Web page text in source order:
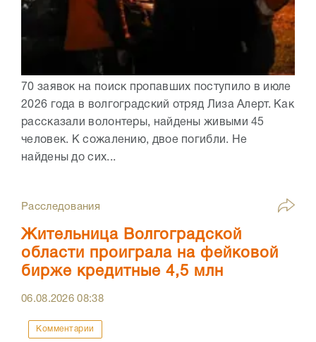
70 заявок на поиск пропавших поступило в июле
2026 года в волгоградский отряд Лиза Алерт. Как
рассказали волонтеры, найдены живыми 45
человек. К сожалению, двое погибли. Не
найдены до сих...
Расследования
Жительница Волгоградской
области проиграла на фейковой
бирже кредитные 4,5 млн
06.08.202608:38
Комментарии